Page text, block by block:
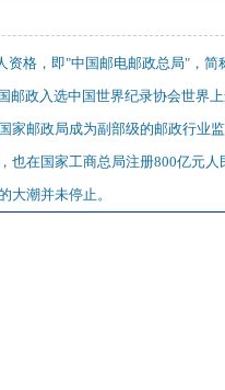
资格，即"中国邮电邮政总局"，
政入选中国世界纪录协会世界
家邮政局成为副部级的邮政行业
在国家工商总局注册800亿元人
大潮并未停止。